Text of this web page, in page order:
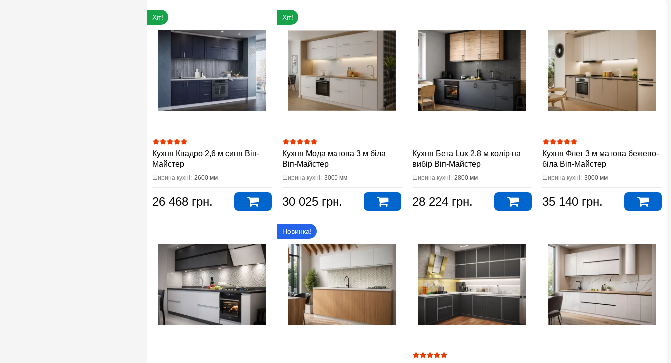
Хіт!
Кухня Квадро 2,6 м синя Віп-
Майстер
Ширина кухні: 2600 мм
26 468 грн.
Хіт!
Кухня Мода матова 3 м біла
Віп-Майстер
Ширина кухні: 3000 мм
30 025 грн.
Кухня Бета Lux 2,8 м колір на
вибір Віп-Майстер
Ширина кухні: 2800 мм
28 224 грн.
Кухня Флет 3 м матова бежево-
біла Віп-Майстер
Ширина кухні: 3000 мм
35 140 грн.
Новинка!